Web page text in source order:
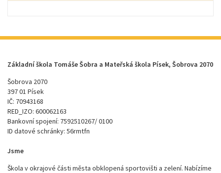
Základní škola Tomáše Šobra a Mateřská škola Písek, Šobrova 2070
Šobrova 2070
397 01 Písek
IČ: 70943168
RED_IZO: 600062163
Bankovní spojení: 7592510267/ 0100
ID datové schránky: 56rmtfn
Jsme
Škola v okrajové části města obklopená sportovišti a zelení. Nabízíme